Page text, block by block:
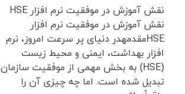
نقش آموزش در موفقیت نرم افزار HSE
نقش آموزش در موفقیت نرم افزار
HSEمقدمهدر دنیای پر سرعت امروز، نرم
افزار بهداشت، ایمنی و محیط زیست
(HSE) به بخش مهمی از موفقیت سازمان
تبدیل شده است. اما چه چیزی آن را